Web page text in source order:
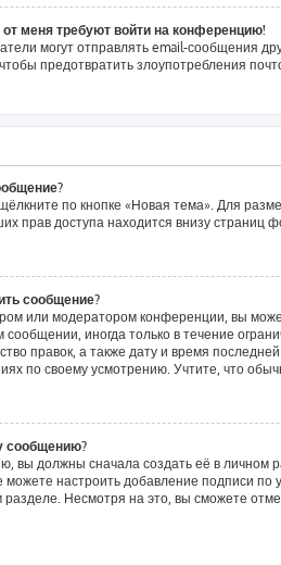
меня требуют войти на конференцию!
могут отправлять email-сообщения
предотвратить злоупотребления
по кнопке «Новая тема». Для
прав доступа находится внизу
сообщение?
или модератором конференции, вы
сообщении, иногда только в течение
правок, а также дату и время
по своему усмотрению. Учтите, что
сообщению?
вы должны сначала создать её в личном
можете настроить добавление подписи
разделе. Несмотря на это, вы сможете